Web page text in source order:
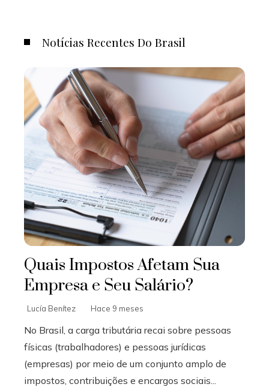
Notícias Recentes Do Brasil
Quais Impostos Afetam Sua
Empresa e Seu Salário?
Lucía Benítez Hace 9 meses
No Brasil, a carga tributária recai sobre pessoas
físicas (trabalhadores) e pessoas jurídicas
(empresas) por meio de um conjunto amplo de
impostos, contribuições e encargos sociais...